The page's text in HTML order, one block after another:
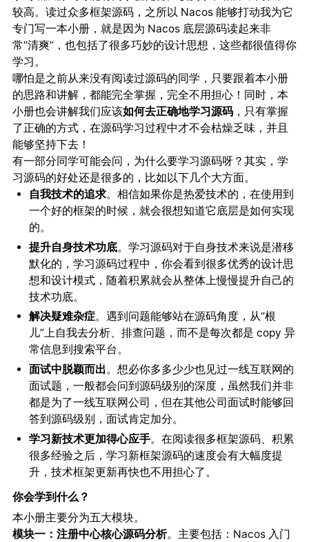
较高。读过众多框架源码，之所以 Nacos 能够打动我为它
专门写一本小册，就是因为 Nacos 底层源码读起来非
常“清爽”，也包括了很多巧妙的设计思想，这些都很值得你
学习。
哪怕是之前从来没有阅读过源码的同学，只要跟着本小册
的思路和讲解，都能完全掌握，完全不用担心！同时，本
小册也会讲解我们应该如何去正确地学习源码，只有掌握
了正确的方式，在源码学习过程中才不会枯燥乏味，并且
能够坚持下去！
有一部分同学可能会问，为什么要学习源码呀？其实，学
习源码的好处还是很多的，比如以下几个大方面。
自我技术的追求。相信如果你是热爱技术的，在使用到
一个好的框架的时候，就会很想知道它底层是如何实现
的。
提升自身技术功底。学习源码对于自身技术来说是潜移
默化的，学习源码过程中，你会看到很多优秀的设计思
想和设计模式，随着积累就会从整体上慢慢提升自己的
技术功底。
解决疑难杂症。遇到问题能够站在源码角度，从“根
儿”上自我去分析、排查问题，而不是每次都是 copy 异
常信息到搜索平台。
面试中脱颖而出。想必你多多少少也见过一线互联网的
面试题，一般都会问到源码级别的深度，虽然我们并非
都是为了一线互联网公司，但在其他公司面试时能够回
答到源码级别，面试肯定加分。
学习新技术更加得心应手。在阅读很多框架源码、积累
很多经验之后，学习新框架源码的速度会有大幅度提
升，技术框架更新再快也不用担心了。
你会学到什么？
本小册主要分为五大模块。
模块一：注册中心核心源码分析。主要包括：Nacos 入门